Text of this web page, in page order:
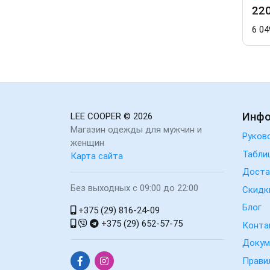
6
LEE COOPER © 2026
Магазин одежды для мужчин и
женщин
Карта сайта
Без выходных с 09:00 до 22:00
+375 (29) 816-24-09
+375 (29) 652-57-75
Блог